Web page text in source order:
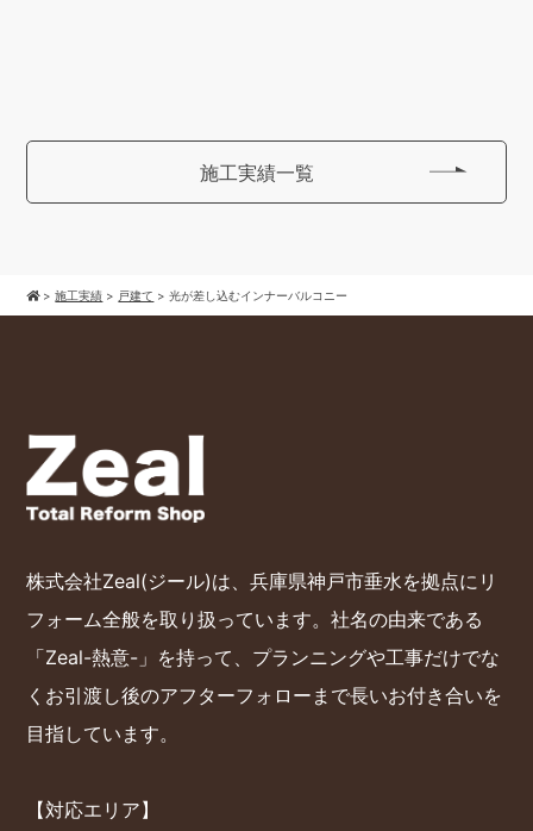
施工実績一覧
>施工実績 > 戸建て >光が差し込むインナーバルコニー
株式会社Zeal(ジール)は、兵庫県神戸市垂水を拠点にリ
フォーム全般を取り扱っています。社名の由来である
「Zeal-熱意-」を持って、プランニングや工事だけでな
くお引渡し後のアフターフォローまで長いお付き合いを
目指しています。
【対応エリア】